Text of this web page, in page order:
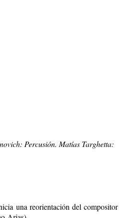
Percusión. Matías Targhetta:
una reorientación del compositor